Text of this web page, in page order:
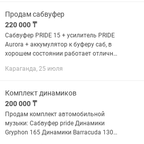
Продам сабвуфер
220 000 ₸
Сабвуфер PRIDE 15 + усилитель PRIDE
Aurora + аккумулятор к буферу саб, в
хорошем состоянии работает отлично
Караганда, 25 июля
Комплект динамиков
200 000 ₸
Продам комплект автомобильной
музыки: Сабвуфер pride Динамики
Gryphon 165 Динамики Barracuda 130